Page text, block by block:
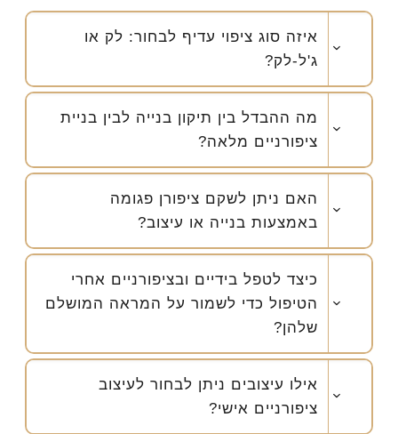
איזה סוג ציפוי עדיף לבחור: לק או
ג'ל-לק?
מה ההבדל בין תיקון בנייה לבין בניית
ציפורניים מלאה?
האם ניתן לשקם ציפורן פגומה
באמצעות בנייה או עיצוב?
כיצד לטפל בידיים ובציפורניים אחרי
הטיפול כדי לשמור על המראה המושלם
שלהן?
אילו עיצובים ניתן לבחור לעיצוב
ציפורניים אישי?